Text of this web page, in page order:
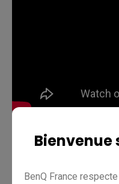
Bienvenue
BenQ France